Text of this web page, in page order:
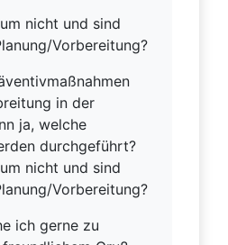
nicht und sind
Vorbereitung?
in der
ja, welche
durchgeführt?
nicht und sind
Vorbereitung?
ich gerne zu